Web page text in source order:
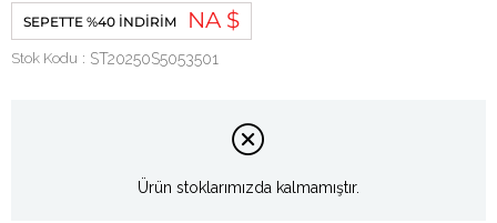
SEPETTE %40 İNDIRIM NA $
Stok Kodu ST20250S5053501
Ürün stoklarımızda kalmamıştır.